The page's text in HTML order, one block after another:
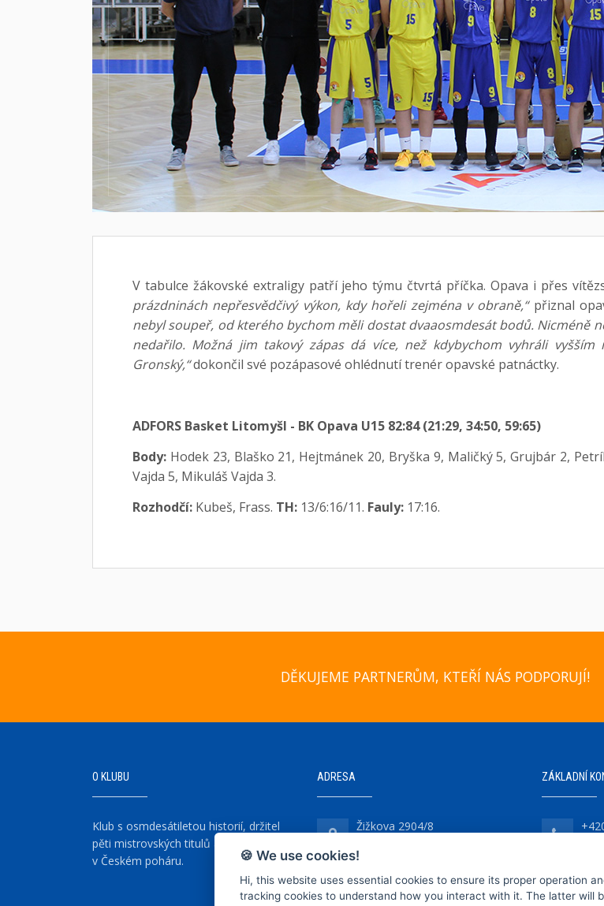
V tabulce žákovské extraligy patří jeho týmu čtvrtá příčka. Opava i přes
prázdninách nepřesvědčivý výkon, kdy hořeli zejména v obraně,“přiznal
nebyl soupeř, od kterého bychom měli dostat dvaaosmdesát bodů. Nicméně
nedařilo. Možná jim takový zápas dá více, než kdybychom vyhráli
Gronský,“dokončil své pozápasové ohlédnutí trenér opavské patnáctky.
ADFORS Basket Litomyšl - BK Opava U15 82:84 (21:29, 34:50, 59:65)
Body: Hodek 23, Blaško 21, Hejtmánek 20, Bryška 9, Maličký 5, Grujbár 2,
Vajda 5, Mikuláš Vajda 3.
Rozhodčí: Kubeš, Frass. TH: 13/6:16/11. Fauly: 17:16.
DĚKUJEME PARTNERŮM, KTEŘÍ NÁS PODPORUJÍ!
O KLUBU
Klub s osmdesátiletou historií, držitel
pěti mistrovských titulů a šesti vítězství
v Českém poháru.
ADRESA
Žižkova 2904/8
ZÁKLADNÍ
🍪 We use cookies!
Hi, this website uses essential cookies to ensure its proper operation
tracking cookies to understand how you interact with it. The latter will